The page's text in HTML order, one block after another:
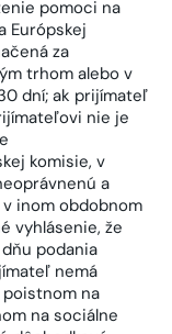
pomoci na
Európskej
za
trhom alebo v
dní; ak prijímateľ
nie je
komisie, v
a
inom obdobnom
vyhlásenie, že
podania
nemá
na
na sociálne